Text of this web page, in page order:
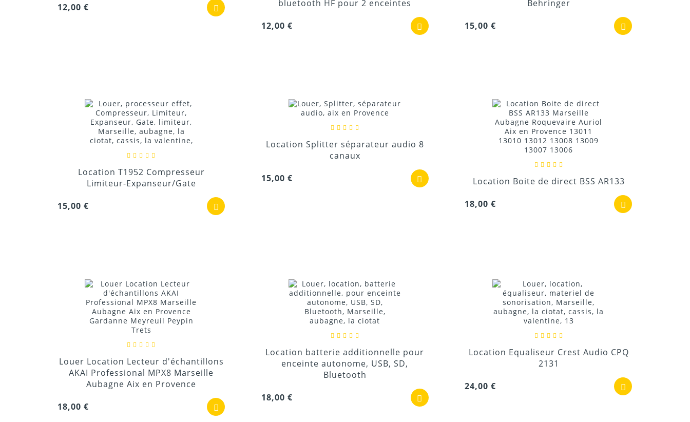
12,00 €
bluetooth HF pour 2 enceintes
12,00 €
Behringer
15,00 €
Location T1952 Compresseur
Limiteur-Expanseur/Gate
15,00 €
Location Splitter séparateur audio 8
canaux
15,00 €
Location Boite de direct BSS AR133
18,00 €
Louer Location Lecteur d'échantillons
AKAI Professional MPX8 Marseille
Aubagne Aix en Provence
18,00 €
Location batterie additionnelle pour
enceinte autonome, USB, SD,
Bluetooth
18,00 €
Location Equaliseur Crest Audio CPQ
2131
24,00 €